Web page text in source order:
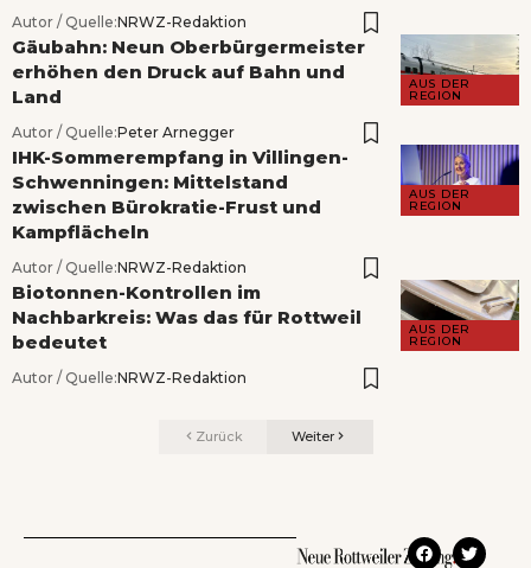
Autor / Quelle:NRWZ-Redaktion
AUS DER
REGION
Gäubahn: Neun Oberbürgermeister
erhöhen den Druck auf Bahn und
Land
Autor / Quelle:Peter Arnegger
AUS DER
REGION
IHK-Sommerempfang in Villingen-
Schwenningen: Mittelstand
zwischen Bürokratie-Frust und
Kampflächeln
Autor / Quelle:NRWZ-Redaktion
AUS DER
REGION
Biotonnen-Kontrollen im
Nachbarkreis: Was das für Rottweil
bedeutet
Autor / Quelle:NRWZ-Redaktion
Zurück Weiter